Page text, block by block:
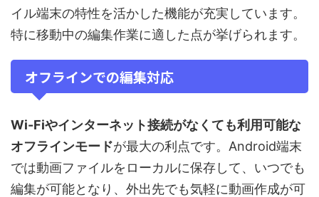
イル端末の特性を活かした機能が充実しています。
特に移動中の編集作業に適した点が挙げられます。
オフラインでの編集対応
Wi-Fiやインターネット接続がなくても利用可能な
オフラインモードが最大の利点です。Android端末
では動画ファイルをローカルに保存して、いつでも
編集が可能となり、外出先でも気軽に動画作成が可